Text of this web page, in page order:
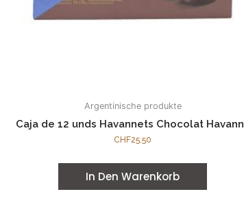
Argentinische produkte
Caja de 12 unds Havannets Chocolat
CHF25.50
In Den Warenkorb